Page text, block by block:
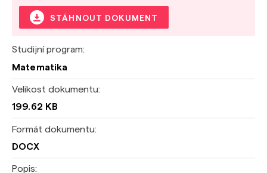
STÁHNOUT DOKUMENT
Studijní program:
Matematika
Velikost dokumentu:
199.62 KB
Formát dokumentu:
DOCX
Popis: